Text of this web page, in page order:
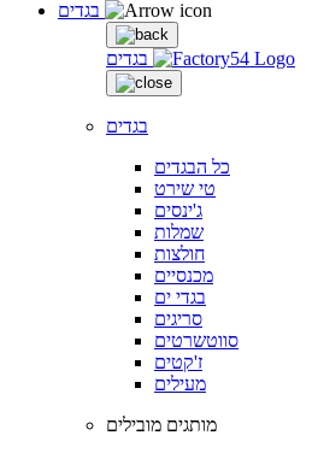
בגדים
בגדים
כל הבגדים
טי שירט
ג'ינסים
שמלות
חולצות
מכנסיים
בגדי ים
סריגים
סווטשרטים
ז'קטים
מעילים
מותגים מובילים